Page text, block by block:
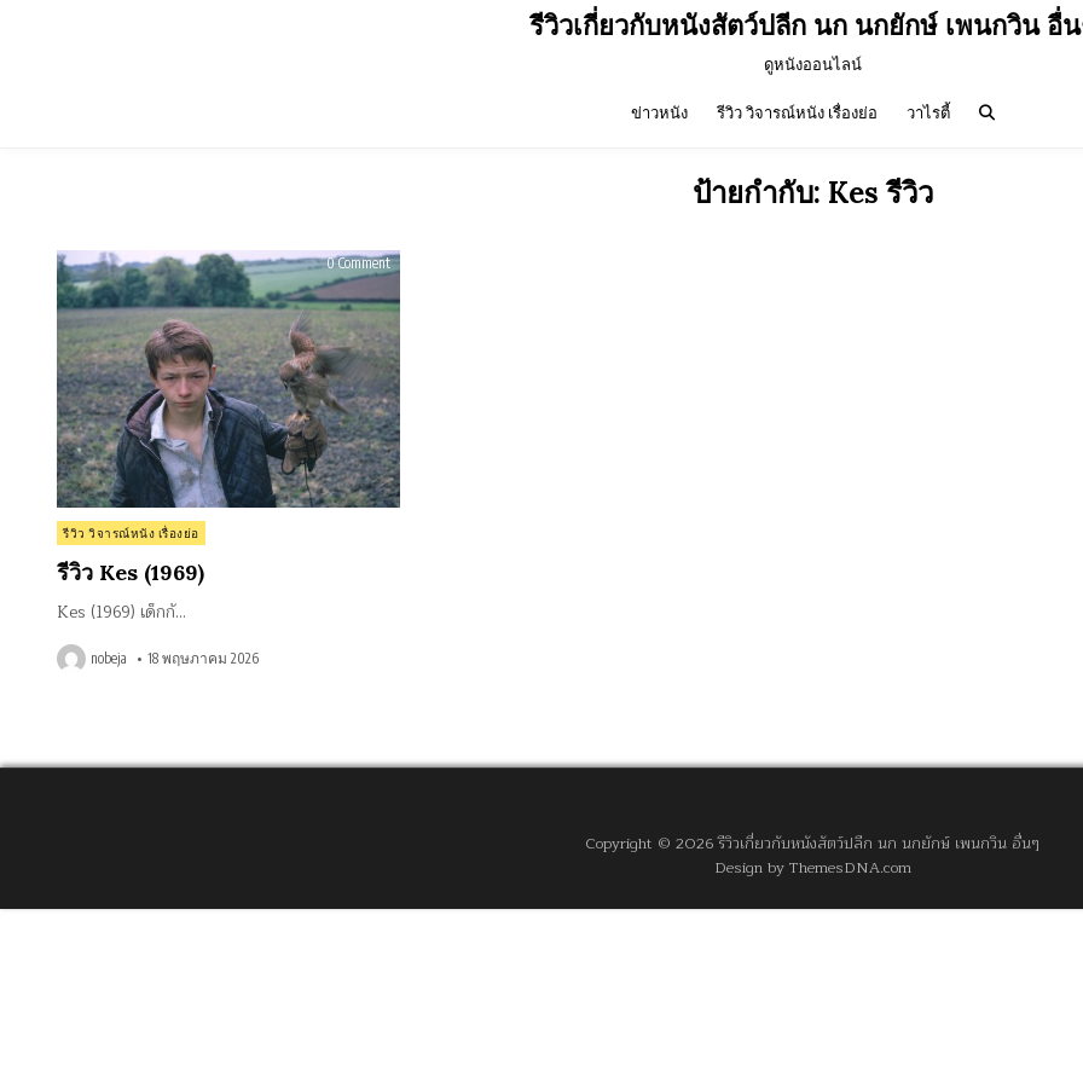
รีวิวเกี่ยวกับหนังสัตว์ปลีก นก นกยักษ์ เพนกวิน อื่
ดูหนังออนไลน์
ข่าวหนัง รีวิว วิจารณ์หนัง เรื่องย่อ วาไรตี้
ป้ายกำกับ: Kes รีวิว
0 Commenton
รีวิว
(1969)
Posted
in
รีวิว วิจารณ์หนัง เรื่องย่อ
รีวิว Kes (1969)
Kes (1969) เด็กกั…
nobeja 18 พฤษภาคม 2026
Copyright © 2026 รีวิวเกี่ยวกับหนังสัตว์ปลีก นก นกยักษ์ เพนกวิน อื่นๆ
Design by ThemesDNA.com